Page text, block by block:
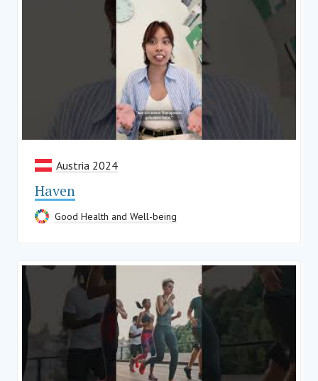
Austria 2024
Haven
Good Health and Well-being